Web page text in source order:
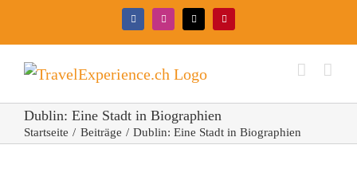
springen
FacebookInstagram
X Pinterest
Dublin: Eine Stadt in Biographien
Startseite Beiträge Dublin: Eine Stadt in Biographien